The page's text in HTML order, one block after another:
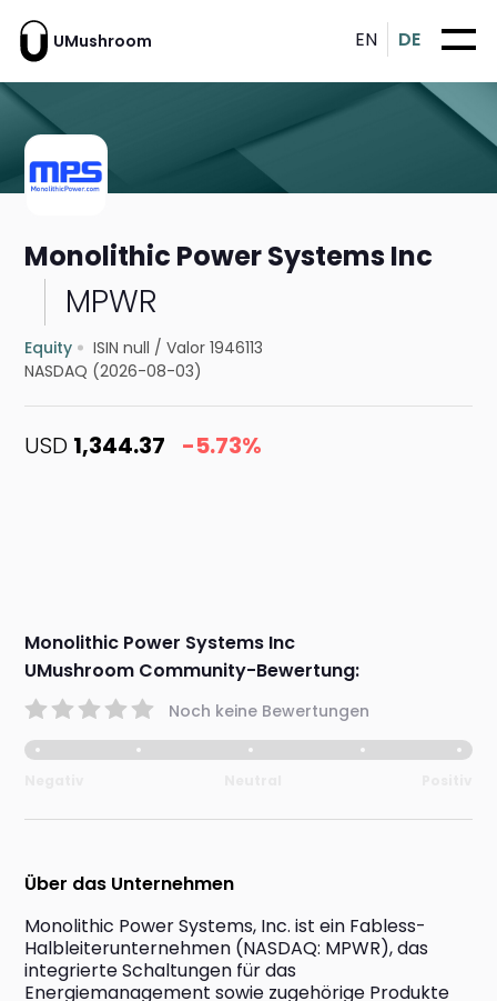
UMushroom EN DE
Monolithic Power Systems Inc
MPWR
Equity ISIN null /Valor 1946113
NASDAQ (2026-08-03)
USD 1,344.37 -5.73%
Monolithic Power Systems Inc
UMushroom Community-Bewertung:
Noch keine Bewertungen
Über das Unternehmen
Monolithic Power Systems, Inc. ist ein Fabless-
Halbleiterunternehmen (NASDAQ: MPWR), das
integrierte Schaltungen für das
Energiemanagement sowie zugehörige Produkte